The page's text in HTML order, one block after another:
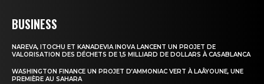
BUSINESS
NAREVA, ITOCHU ET KANADEVIA INOVA LANCENT UN PROJET DE
VALORISATION DES DÉCHETS DE 1,5 MILLIARD DE DOLLARS À CASABLANCA
WASHINGTON FINANCE UN PROJET D’AMMONIAC VERT À LAÂYOUNE, UNE
PREMIÈRE AU SAHARA